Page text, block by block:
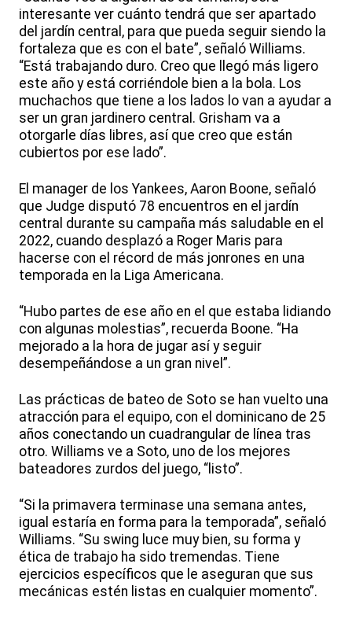
interesante ver cuánto tendrá que ser apartado
del jardín central, para que pueda seguir siendo la
fortaleza que es con el bate”, señaló Williams.
“Está trabajando duro. Creo que llegó más ligero
este año y está corriéndole bien a la bola. Los
muchachos que tiene a los lados lo van a ayudar a
ser un gran jardinero central. Grisham va a
otorgarle días libres, así que creo que están
cubiertos por ese lado”.
El manager de los Yankees, Aaron Boone, señaló
que Judge disputó 78 encuentros en el jardín
central durante su campaña más saludable en el
2022, cuando desplazó a Roger Maris para
hacerse con el récord de más jonrones en una
temporada en la Liga Americana.
“Hubo partes de ese año en el que estaba lidiando
con algunas molestias”, recuerda Boone. “Ha
mejorado a la hora de jugar así y seguir
desempeñándose a un gran nivel”.
Las prácticas de bateo de Soto se han vuelto una
atracción para el equipo, con el dominicano de 25
años conectando un cuadrangular de línea tras
otro. Williams ve a Soto, uno de los mejores
bateadores zurdos del juego, “listo”.
“Si la primavera terminase una semana antes,
igual estaría en forma para la temporada”, señaló
Williams. “Su swing luce muy bien, su forma y
ética de trabajo ha sido tremendas. Tiene
ejercicios específicos que le aseguran que sus
mecánicas estén listas en cualquier momento”.